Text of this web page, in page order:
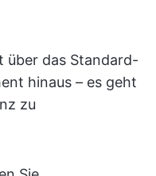
über das Standard-
hinaus – es geht
zu